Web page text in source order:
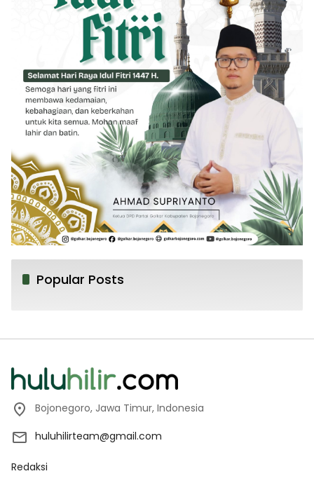
Popular Posts
Bojonegoro, Jawa Timur, Indonesia
huluhilirteam@gmail.com
Redaksi